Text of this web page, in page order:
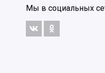
Мы в социальных